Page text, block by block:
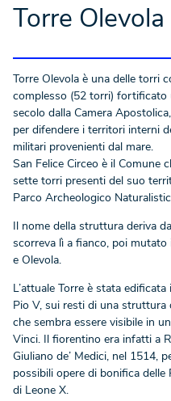
Torre Olevola
Torre Olevola è una delle torri
complesso (52 torri) fortificato
secolo dalla Camera
per difendere i territori interni
militari provenienti dal mare.
San Felice Circeo è il Comune
sette torri presenti del suo
Parco Archeologico
Il nome della struttura deriva
scorreva lì a fianco, poi mutato
e Olevola.
L’attuale Torre è stata
Pio V, sui resti di una
che sembra essere visibile in
Vinci. Il fiorentino era infatti a
Giuliano de’ Medici, nel 1514,
possibili opere di bonifica
di Leone X.